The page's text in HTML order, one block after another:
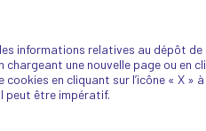
informations relatives au dépôt
chargeant une nouvelle page ou en
en cliquant sur l’icône « X
peut être impératif.